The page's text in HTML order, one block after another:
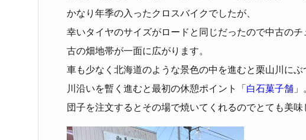
かなり年季の入ったクロスバイクでしたが、
幸いタイヤのサイズがロードと同じだったので中古のチ
古の畑地帯が一面に広がります。
車も少なく北海道のような景色の中を進むと栗山川にぶ
川沿いを暫く進むと最初の休憩ポイント「 白石菓子舗 」
団子を注文するとその場で焼いてくれるのでとても美味